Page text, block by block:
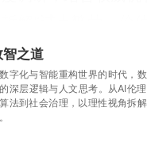
套可落地、可验证
企业穿越AI迷雾提
智之道
字化与智能重构世界的时代，
深层逻辑与人文思考。从AI伦
法到社会治理，以理性视角拆